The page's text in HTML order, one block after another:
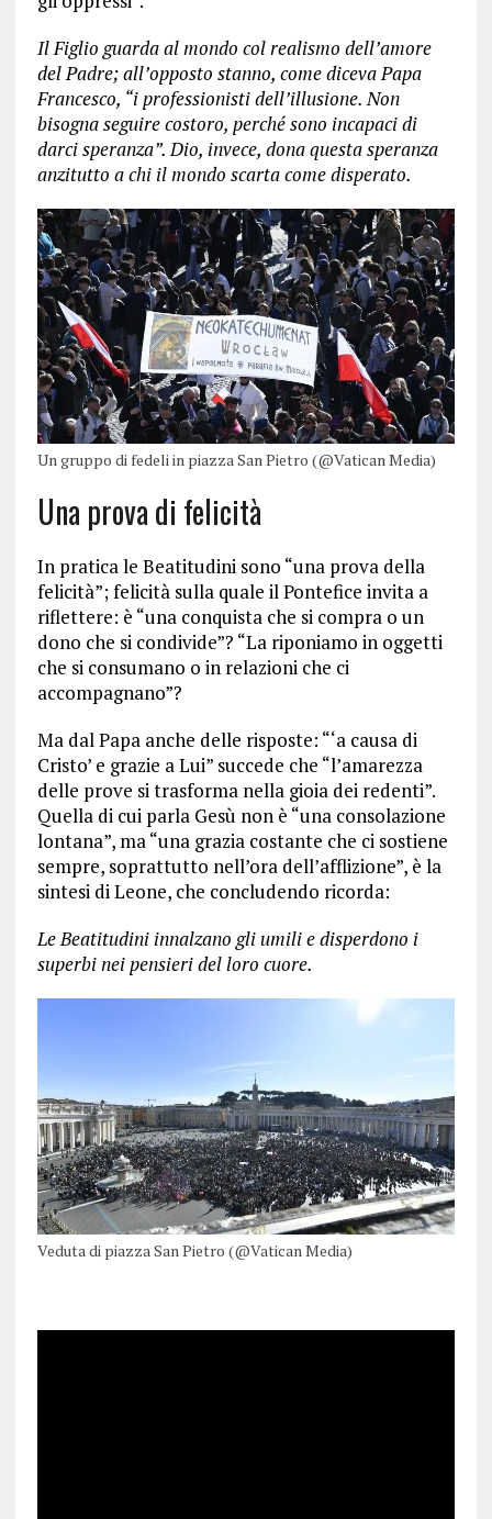
Il Figlio guarda al mondo col realismo dell’amore
del Padre; all’opposto stanno, come diceva Papa
Francesco, “i professionisti dell’illusione. Non
bisogna seguire costoro, perché sono incapaci di
darci speranza”. Dio, invece, dona questa speranza
anzitutto a chi il mondo scarta come disperato.
Un gruppo di fedeli in piazza San Pietro (@Vatican Media)
Una prova di felicità
In pratica le Beatitudini sono “una prova della
felicità”; felicità sulla quale il Pontefice invita a
riflettere: è “una conquista che si compra o un
dono che si condivide”? “La riponiamo in oggetti
che si consumano o in relazioni che ci
accompagnano”?
Ma dal Papa anche delle risposte: “‘a causa di
Cristo’ e grazie a Lui” succede che “l’amarezza
delle prove si trasforma nella gioia dei redenti”.
Quella di cui parla Gesù non è “una consolazione
lontana”, ma “una grazia costante che ci sostiene
sempre, soprattutto nell’ora dell’afflizione”, è la
sintesi di Leone, che concludendo ricorda:
Le Beatitudini innalzano gli umili e disperdono i
superbi nei pensieri del loro cuore.
Veduta di piazza San Pietro (@Vatican Media)